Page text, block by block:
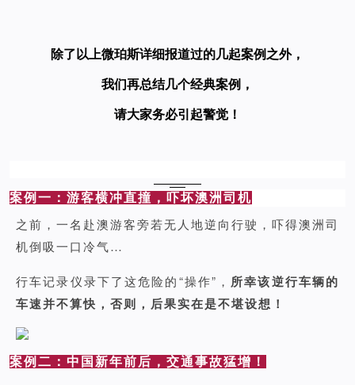
除了以上微珀斯详细报道过的几起案例之外，
我们再总结几个经典案例，
请大家务必引起警觉！
案例一：游客横冲直撞，吓坏澳洲司机
之前，一名赴澳游客旁若无人地逆向行驶，吓得澳洲司
机倒吸一口冷气…
行车记录仪录下了这危险的“操作”， 所幸该逆行车辆的
车速并不算快，否则，后果实在是不堪设想！
案例二：中国新年前后，交通事故猛增！